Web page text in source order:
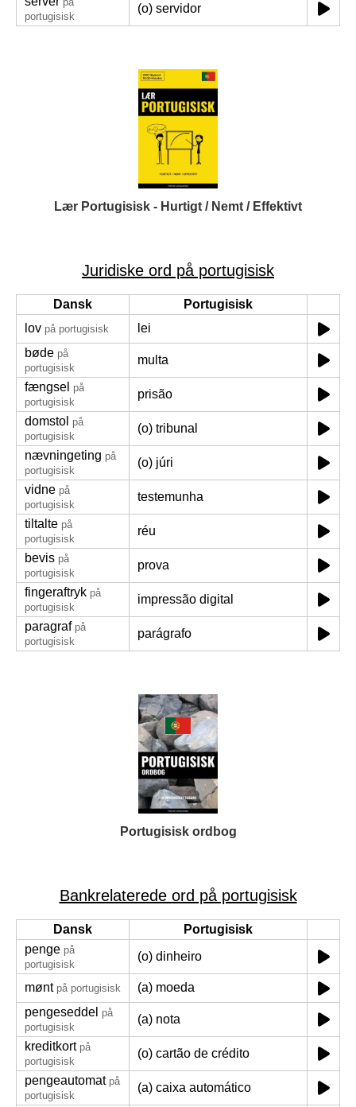
portugisisk
(o) servidor
Lær Portugisisk - Hurtigt / Nemt / Effektivt
Juridiske ord på portugisisk
Dansk
Portugisisk
lov på portugisisk
lei
bøde på
portugisisk
multa
fængsel på
portugisisk
prisão
domstol på
portugisisk
(o) tribunal
nævningeting på
portugisisk
(o) júri
vidne på
portugisisk
testemunha
tiltalte på
portugisisk
réu
bevis på
portugisisk
prova
fingeraftryk på
portugisisk
impressão digital
paragraf på
portugisisk
parágrafo
Portugisisk ordbog
Bankrelaterede ord på portugisisk
Dansk
Portugisisk
penge på
portugisisk
(o) dinheiro
mønt på portugisisk
(a) moeda
pengeseddel på
portugisisk
(a) nota
kreditkort på
portugisisk
(o) cartão de crédito
pengeautomat på
portugisisk
(a) caixa automático